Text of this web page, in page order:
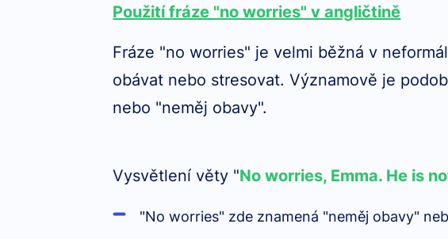
Použití fráze "no worries" v angličtině
Fráze "no worries" je velmi běžná v
obávat nebo stresovat. Významově je
nebo "neměj obavy".
Vysvětlení věty "No worries, Emma. He is
"No worries" zde znamená "neměj obavy"